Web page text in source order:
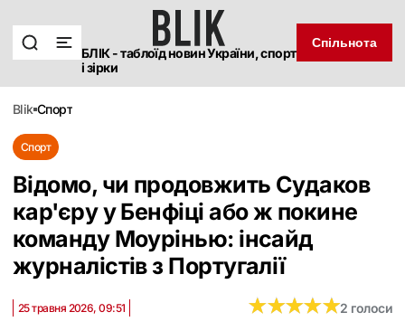
БЛІК - таблоїд новин України, спорт
і зірки
Спільнота
blik спорт
Спорт
Відомо, чи продовжить Судаков
кар'єру у Бенфіці або ж покине
команду Моурінью: інсайд
журналістів з Португалії
25 травня 2026, 09:51 ★★★★★
★★★★★2 голоси